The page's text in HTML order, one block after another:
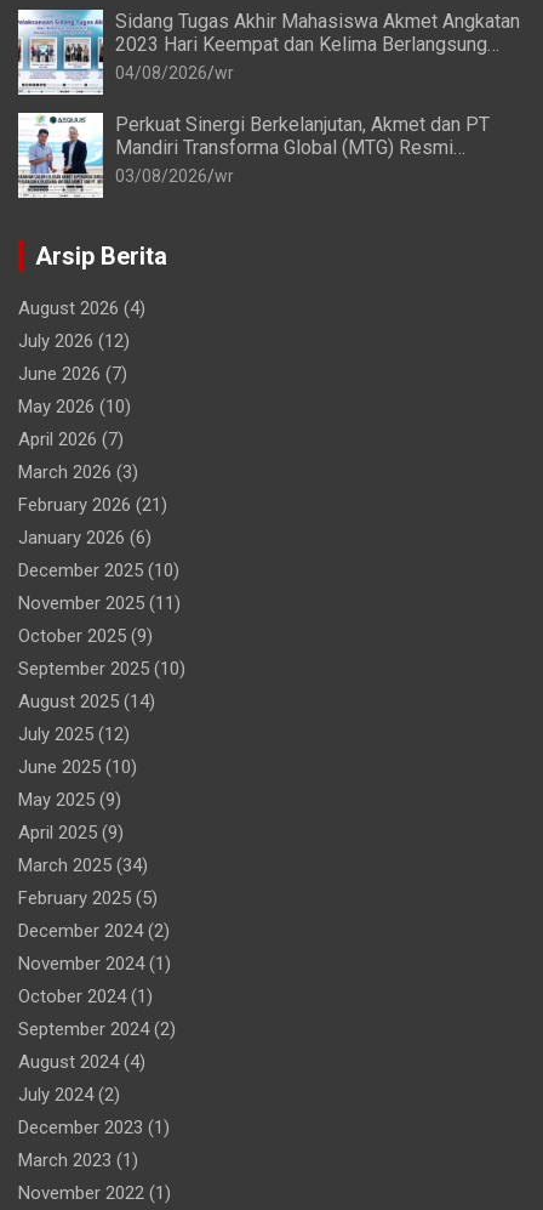
Sidang Tugas Akhir Mahasiswa Akmet Angkatan
2023 Hari Keempat dan Kelima Berlangsung
Lancar
04/08/2026 wr
Perkuat Sinergi Berkelanjutan, Akmet dan PT
Mandiri Transforma Global (MTG) Resmi
Perpanjang Perjanjian Kerja Sama
03/08/2026 wr
Arsip Berita
August 2026 (4)
July 2026 (12)
June 2026 (7)
May 2026 (10)
April 2026 (7)
March 2026 (3)
February 2026 (21)
January 2026 (6)
December 2025 (10)
November 2025 (11)
October 2025 (9)
September 2025 (10)
August 2025 (14)
July 2025 (12)
June 2025 (10)
May 2025 (9)
April 2025 (9)
March 2025 (34)
February 2025 (5)
December 2024(2)
November 2024(1)
October 2024(1)
September 2024(2)
August 2024(4)
July 2024(2)
December 2023 (1)
March 2023 (1)
November 2022 (1)